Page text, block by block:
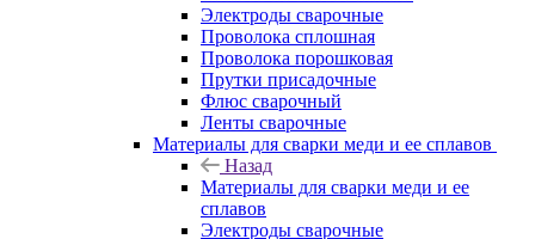
Электроды сварочные
Проволока сплошная
Проволока порошковая
Прутки присадочные
Флюс сварочный
Ленты сварочные
Материалы для сварки меди и ее сплавов
Назад
Материалы для сварки меди и ее
сплавов
Электроды сварочные